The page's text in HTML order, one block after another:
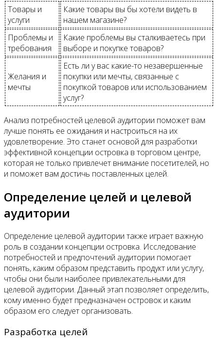
Товары и
услуги
Какие товары вы бы хотели видеть в
нашем магазине?
Проблемы и
требования
Какие проблемы вы сталкиваетесь при
выборе и покупке товаров?
Желания и
мечты
Есть ли у вас какие-то незавершенные
покупки или мечты, связанные с
покупкой товаров или использованием
услуг?
Анализ потребностей целевой аудитории поможет вам
лучше понять ее ожидания и настроиться на их
удовлетворение. Это станет основой для разработки
эффективной концепции островка в торговом центре,
которая не только привлечет внимание посетителей, но
и поможет вам достичь поставленных целей.
Определение целей и целевой
аудитории
Определение целевой аудитории также играет важную
роль в создании концепции островка. Исследование
потребностей и предпочтений аудитории помогает
понять, каким образом представить продукт или услугу,
чтобы они были наиболее привлекательными для
целевой аудитории. Данный этап позволяет определить,
кому именно будет предназначен островок и каким
образом его следует организовать.
Разработка целей